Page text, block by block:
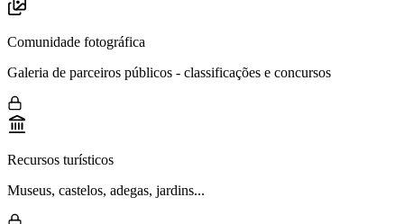
Comunidade fotográfica
Galeria de parceiros públicos - classificações e concursos
Recursos turísticos
Museus, castelos, adegas, jardins...